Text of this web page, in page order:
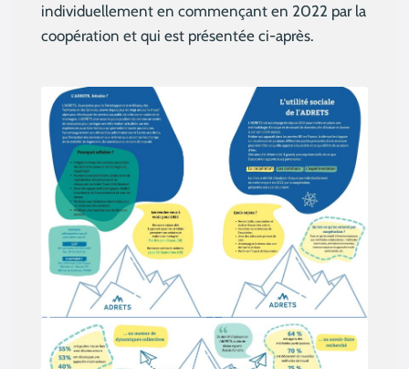
individuellement en commençant en 2022 par la
coopération et qui est présentée ci-après.